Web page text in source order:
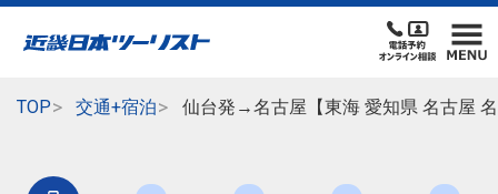
TOP 交通+宿泊 仙台発→名古屋【東海 愛知県 名古屋